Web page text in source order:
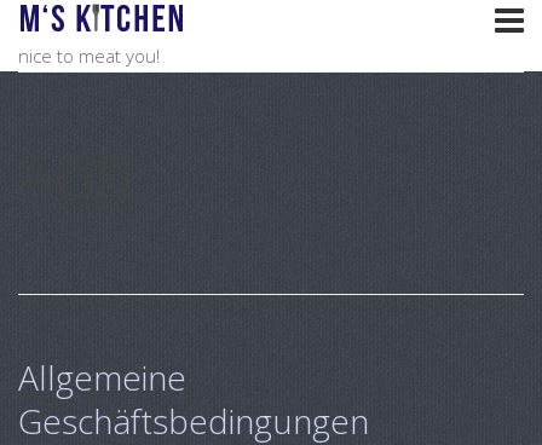
nice to meat you!
AGB
Allgemeine
Geschäftsbedingungen